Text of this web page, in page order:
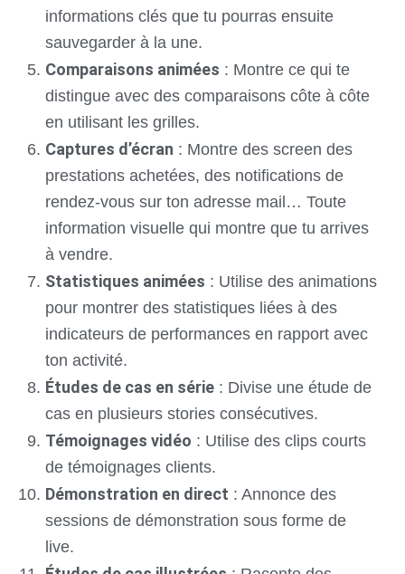
informations clés que tu pourras ensuite
sauvegarder à la une.
Comparaisons animées : Montre ce qui te
distingue avec des comparaisons côte à côte
en utilisant les grilles.
Captures d’écran : Montre des screen des
prestations achetées, des notifications de
rendez-vous sur ton adresse mail… Toute
information visuelle qui montre que tu arrives
à vendre.
Statistiques animées : Utilise des animations
pour montrer des statistiques liées à des
indicateurs de performances en rapport avec
ton activité.
Études de cas en série : Divise une étude de
cas en plusieurs stories consécutives.
Témoignages vidéo : Utilise des clips courts
de témoignages clients.
Démonstration en direct : Annonce des
sessions de démonstration sous forme de
live.